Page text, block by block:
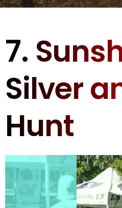
7.
Silver
Hunt